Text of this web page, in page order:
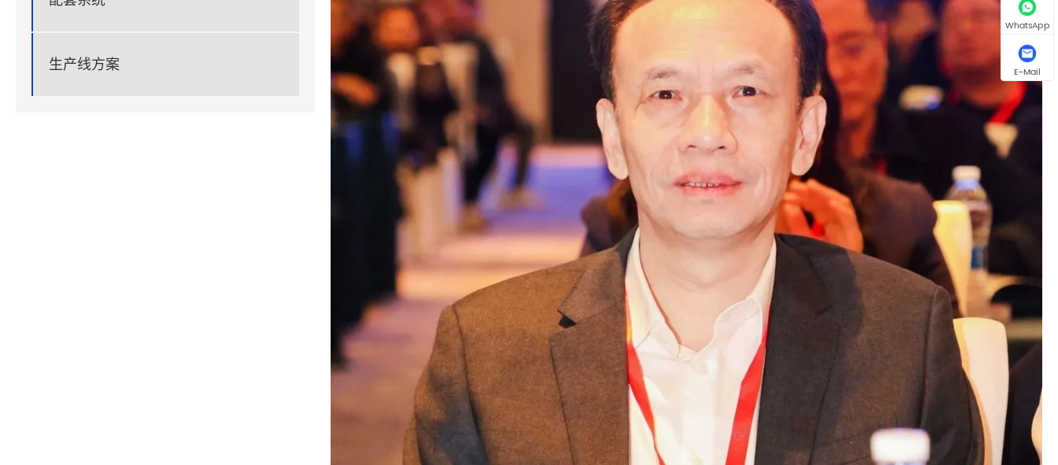
生产线方案
WhatsApp
E-Mail